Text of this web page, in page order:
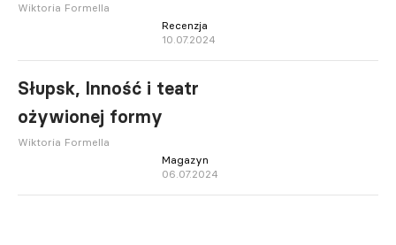
Wiktoria Formella
Recenzja
10.07.2024
Słupsk, Inność i teatr
ożywionej formy
Wiktoria Formella
Magazyn
06.07.2024